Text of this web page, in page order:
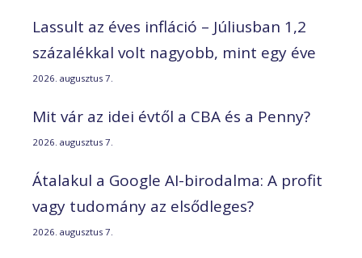
Lassult az éves infláció – Júliusban 1,2
százalékkal volt nagyobb, mint egy éve
2026. augusztus 7.
Mit vár az idei évtől a CBA és a Penny?
2026. augusztus 7.
Átalakul a Google AI-birodalma: A profit
vagy tudomány az elsődleges?
2026. augusztus 7.